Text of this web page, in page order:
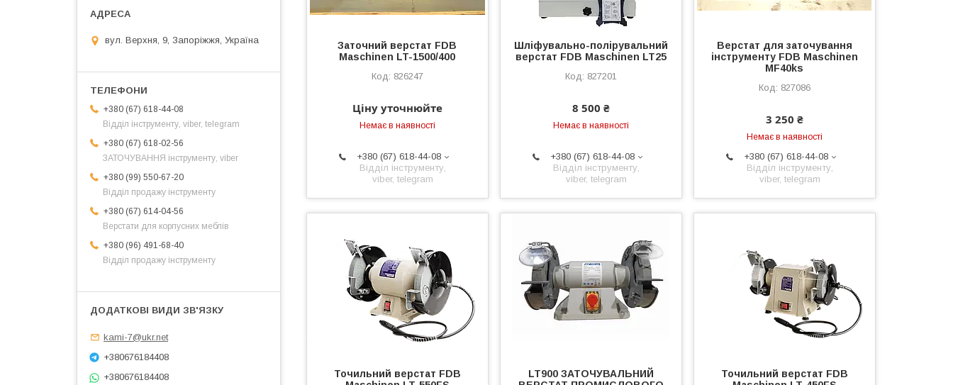
Заточний верстат FDB
Maschinen LT-1500/400
826247
Ціну уточнюйте
Немає в наявності
+380 (67) 618-44-08
Відділ інструменту,
viber, telegram
Шліфувально-полірувальний
верстат FDB Maschinen LT25
827201
8 500 ₴
Немає в наявності
+380 (67) 618-44-08
Відділ інструменту,
viber, telegram
Верстат для заточування
інструменту FDB Maschinen
MF40ks
827086
3 250 ₴
Немає в наявності
+380 (67) 618-44-08
Відділ інструменту,
viber, telegram
Точильний верстат FDB
LT900 ЗАТОЧУВАЛЬНИЙ
Точильний верстат FDB
вул. Верхня, 9, Запоріжжя, Україна
+380 (67) 618-44-08
Відділ інструменту, viber, telegram
+380 (67) 618-02-56
ЗАТОЧУВАННЯ інструменту, viber
+380 (99) 550-67-20
Відділ продажу інструменту
+380 (67) 614-04-56
Верстати для корпусних меблів
+380 (96) 491-68-40
Відділ продажу інструменту
kami-7@ukr.net
+380676184408
+380676184408